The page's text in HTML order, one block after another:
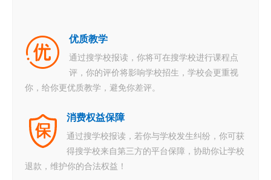
优质教学
通过搜学校报读，你将可在搜学校进行课程点
评，你的评价将影响学校招生，学校会更重视
你，给你更优质教学，避免你差评。
消费权益保障
通过搜学校报读，若你与学校发生纠纷，你可获
得搜学校来自第三方的平台保障，协助你让学校
退款，维护你的合法权益！